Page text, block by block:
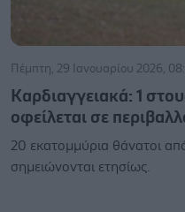
Πέμπτη, 29 Ιανουαρίου 2026,
Καρδιαγγειακά: 1
οφείλεται σε
20 εκατομμύρια θάνατοι
σημειώνονται ετησίως.